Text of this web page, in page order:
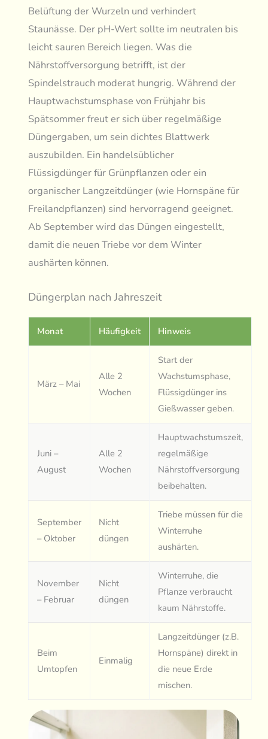
Belüftung der Wurzeln und verhindert
Staunässe. Der pH-Wert sollte im neutralen bis
leicht sauren Bereich liegen. Was die
Nährstoffversorgung betrifft, ist der
Spindelstrauch moderat hungrig. Während der
Hauptwachstumsphase von Frühjahr bis
Spätsommer freut er sich über regelmäßige
Düngergaben, um sein dichtes Blattwerk
auszubilden. Ein handelsüblicher
Flüssigdünger für Grünpflanzen oder ein
organischer Langzeitdünger (wie Hornspäne für
Freilandpflanzen) sind hervorragend geeignet.
Ab September wird das Düngen eingestellt,
damit die neuen Triebe vor dem Winter
aushärten können.
Düngerplan nach Jahreszeit
Monat Häufigkeit Hinweis
März – Mai
Alle 2
Wochen
Start der
Wachstumsphase,
Flüssigdünger ins
Gießwasser geben.
Juni –
August
Alle 2
Wochen
Hauptwachstumszeit,
regelmäßige
Nährstoffversorgung
beibehalten.
September
– Oktober
Nicht
düngen
Triebe müssen für die
Winterruhe
aushärten.
November
– Februar
Nicht
düngen
Winterruhe, die
Pflanze verbraucht
kaum Nährstoffe.
Beim
Umtopfen
Einmalig
Langzeitdünger (z.B.
Hornspäne) direkt in
die neue Erde
mischen.